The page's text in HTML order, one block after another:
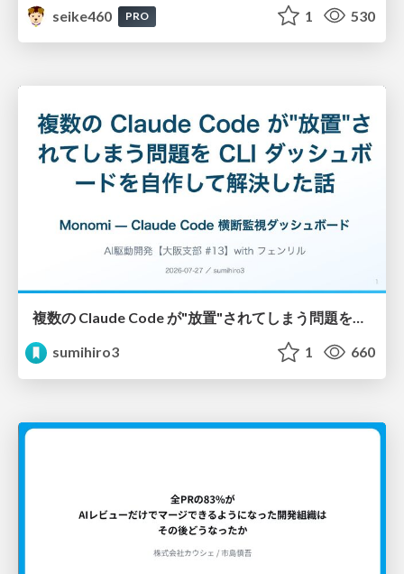
seike460
PRO 1 530
複数の Claude Code が"放置"されてしまう問題をCLI ダッシュボードを自作して解決した話
sumihiro3
1 660